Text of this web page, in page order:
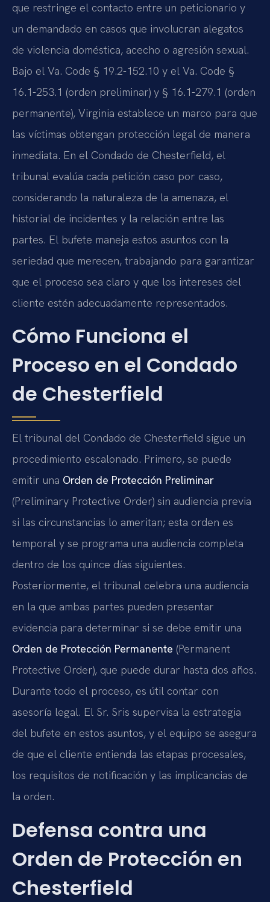
que restringe el contacto entre un peticionario y
un demandado en casos que involucran alegatos
de violencia doméstica, acecho o agresión sexual.
Bajo el Va. Code § 19.2-152.10 y el Va. Code §
16.1-253.1 (orden preliminar) y § 16.1-279.1 (orden
permanente), Virginia establece un marco para que
las víctimas obtengan protección legal de manera
inmediata. En el Condado de Chesterfield, el
tribunal evalúa cada petición caso por caso,
considerando la naturaleza de la amenaza, el
historial de incidentes y la relación entre las
partes. El bufete maneja estos asuntos con la
seriedad que merecen, trabajando para garantizar
que el proceso sea claro y que los intereses del
cliente estén adecuadamente representados.
Cómo Funciona el
Proceso en el Condado
de Chesterfield
El tribunal del Condado de Chesterfield sigue un
procedimiento escalonado. Primero, se puede
emitir una Orden de Protección Preliminar
(Preliminary Protective Order) sin audiencia previa
si las circunstancias lo ameritan; esta orden es
temporal y se programa una audiencia completa
dentro de los quince días siguientes.
Posteriormente, el tribunal celebra una audiencia
en la que ambas partes pueden presentar
evidencia para determinar si se debe emitir una
Orden de Protección Permanente (Permanent
Protective Order), que puede durar hasta dos años.
Durante todo el proceso, es útil contar con
asesoría legal. El Sr. Sris supervisa la estrategia
del bufete en estos asuntos, y el equipo se asegura
de que el cliente entienda las etapas procesales,
los requisitos de notificación y las implicancias de
la orden.
Defensa contra una
Orden de Protección en
Chesterfield